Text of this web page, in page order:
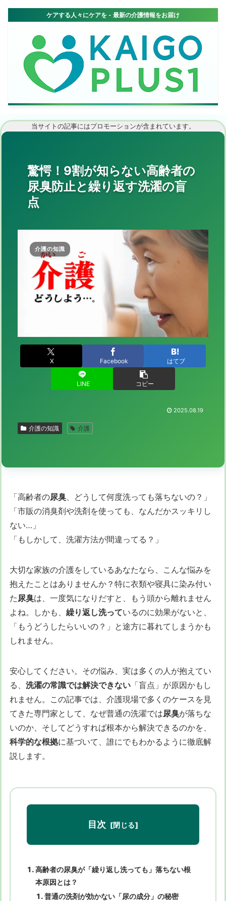
当サイトの記事にはプロモーションが含まれています。
驚愕！9割が知らない高齢者の
尿臭防止と繰り返す洗濯の盲
点
介護の知識
X Facebook はてブ
LINE コピー
2025.08.19
介護の知識 介護
「高齢者の尿臭、どうして何度洗っても落ちないの？」
「市販の消臭剤や洗剤を使っても、なんだかスッキリし
ない…」
「もしかして、洗濯方法が間違ってる？」
大切な家族の介護をしているあなたなら、こんな悩みを
抱えたことはありませんか？特に衣類や寝具に染み付い
た尿臭は、一度気になりだすと、もう頭から離れません
よね。しかも、 繰り返し洗っているのに効果がないと、
「もうどうしたらいいの？」と途方に暮れてしまうかも
しれません。
安心してください。その悩み、実は多くの人が抱えてい
る、 洗濯の常識では解決できない 「盲点」が原因かもし
れません。この記事では、介護現場で多くのケースを見
てきた専門家として、なぜ普通の洗濯では尿臭が落ちな
いのか、そしてどうすれば根本から解決できるのかを、
科学的な根拠に基づいて、誰にでもわかるように徹底解
説します。
目次
高齢者の尿臭が「繰り返し洗っても」落ちない根
本原因とは？
普通の洗剤が効かない「尿の成分」の秘密